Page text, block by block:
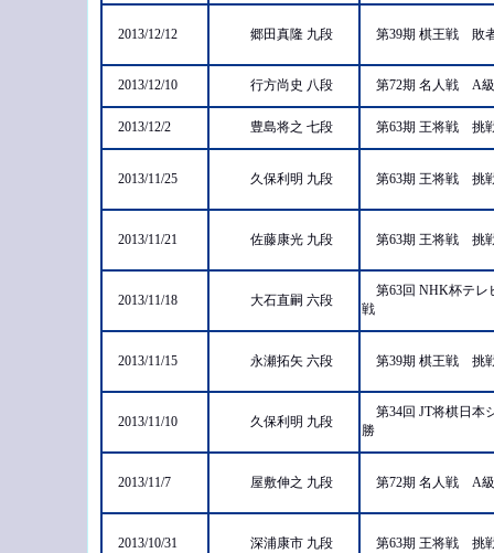
2013/12/12 郷田真隆 九段 第39期 棋王戦 敗
2013/12/10 行方尚史 八段 第72期 名人戦 A
2013/12/2 豊島将之 七段 第63期 王将戦 挑
2013/11/25 久保利明 九段 第63期 王将戦 挑
2013/11/21 佐藤康光 九段 第63期 王将戦 挑
2013/11/18 大石直嗣 六段
第63回 NHK杯テ
戦
2013/11/15 永瀬拓矢 六段 第39期 棋王戦 挑
2013/11/10 久保利明 九段
第34回 JT将棋日
勝
2013/11/7 屋敷伸之 九段 第72期 名人戦 A
2013/10/31 深浦康市 九段 第63期 王将戦 挑